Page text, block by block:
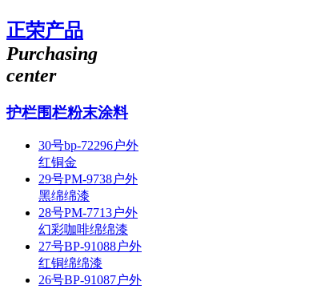
正荣产品
Purchasing
center
护栏围栏粉末涂料
30号bp-72296户外
红铜金
29号PM-9738户外
黑绵绵漆
28号PM-7713户外
幻彩咖啡绵绵漆
27号BP-91088户外
红铜绵绵漆
26号BP-91087户外